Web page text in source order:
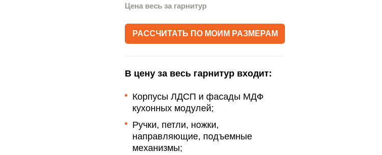
Цена весь за гарнитур
РАССЧИТАТЬ ПО МОИМ РАЗМЕРАМ
В цену за весь гарнитур входит:
Корпусы ЛДСП и фасады МДФ
кухонных модулей;
Ручки, петли, ножки,
направляющие, подъемные
механизмы;